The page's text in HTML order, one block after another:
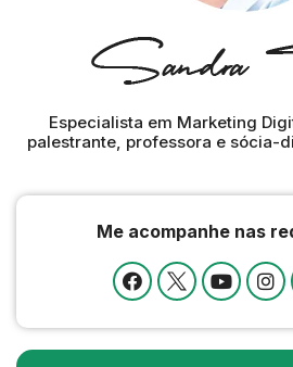
Especialista em Marketing
palestrante, professora e sócia-
Me acompanhe nas